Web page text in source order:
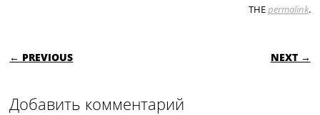
THEpermalink.
POST NAVIGATION
← PREVIOUS NEXT →
Добавить комментарий